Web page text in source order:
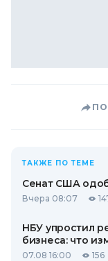
ТАКЖЕ ПО ТЕМЕ
Сенат США
Вчера 08:07
НБУ упростил
бизнеса: что
07.08 16:00 156